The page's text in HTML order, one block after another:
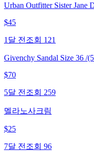
Urban Outfitter Sister Jane
$45
1달 전 조회 121
Givenchy Sandal Size 36 /
$70
5달 전 조회 259
멜라노사크림
$25
7달 전 조회 96